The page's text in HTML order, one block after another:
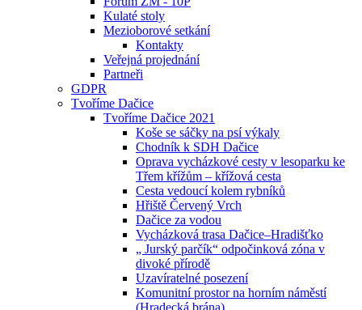
Kulaté stoly
Mezioborové setkání
Kontakty
Veřejná projednání
Partneři
GDPR
Tvoříme Dačice
Tvoříme Dačice 2021
Koše se sáčky na psí výkaly
Chodník k SDH Dačice
Oprava vycházkové cesty v lesoparku ke
Třem křížům – křížová cesta
Cesta vedoucí kolem rybníků
Hřiště Červený Vrch
Dačice za vodou
Vycházková trasa Dačice–Hradišťko
„ Jurský parčík“ odpočinková zóna v
divoké přírodě
Uzavíratelné posezení
Komunitní prostor na horním náměstí
(Hradecká brána)